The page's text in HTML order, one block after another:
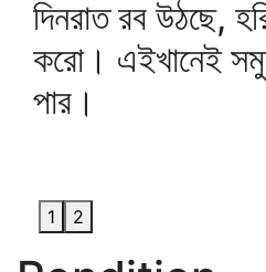
দিনরাত রব উঠছে,
করো। এইখানেই
পার।
1 2